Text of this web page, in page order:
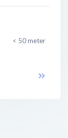
< 50 meter